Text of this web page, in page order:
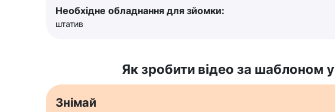
Необхідне обладнання для зйомки:
штатив
Як зробити відео за шаблоном у
Знімай